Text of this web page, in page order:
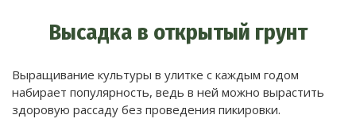
Высадка в открытый грунт
Выращивание культуры в улитке с каждым годом
набирает популярность, ведь в ней можно вырастить
здоровую рассаду без проведения пикировки.